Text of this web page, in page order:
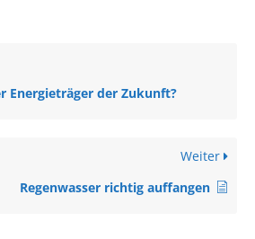
Energieträger der Zukunft?
Weiter
Regenwasser richtig auffangen